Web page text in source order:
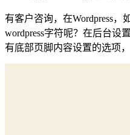
有客户咨询，在Wordpress，
wordpress字符呢？在后台设
有底部页脚内容设置的选项